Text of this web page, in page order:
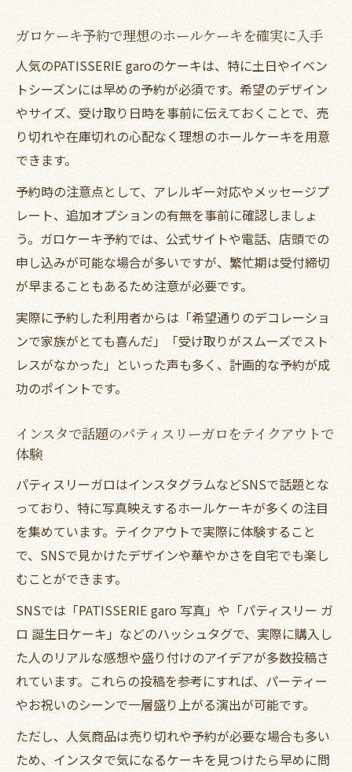
ガロケーキ予約で理想のホールケーキを確実に入手
人気のPATISSERIE garoのケーキは、特に土日やイベン
トシーズンには早めの予約が必須です。希望のデザイン
やサイズ、受け取り日時を事前に伝えておくことで、売
り切れや在庫切れの心配なく理想のホールケーキを用意
できます。
予約時の注意点として、アレルギー対応やメッセージプ
レート、追加オプションの有無を事前に確認しましょ
う。ガロケーキ予約では、公式サイトや電話、店頭での
申し込みが可能な場合が多いですが、繁忙期は受付締切
が早まることもあるため注意が必要です。
実際に予約した利用者からは「希望通りのデコレーショ
ンで家族がとても喜んだ」「受け取りがスムーズでスト
レスがなかった」といった声も多く、計画的な予約が成
功のポイントです。
インスタで話題のパティスリーガロをテイクアウトで
体験
パティスリーガロはインスタグラムなどSNSで話題とな
っており、特に写真映えするホールケーキが多くの注目
を集めています。テイクアウトで実際に体験すること
で、SNSで見かけたデザインや華やかさを自宅でも楽し
むことができます。
SNSでは「PATISSERIE garo 写真」や「パティスリー ガ
ロ 誕生日ケーキ」などのハッシュタグで、実際に購入し
た人のリアルな感想や盛り付けのアイデアが多数投稿さ
れています。これらの投稿を参考にすれば、パーティー
やお祝いのシーンで一層盛り上がる演出が可能です。
ただし、人気商品は売り切れや予約が必要な場合も多い
ため、インスタで気になるケーキを見つけたら早めに問